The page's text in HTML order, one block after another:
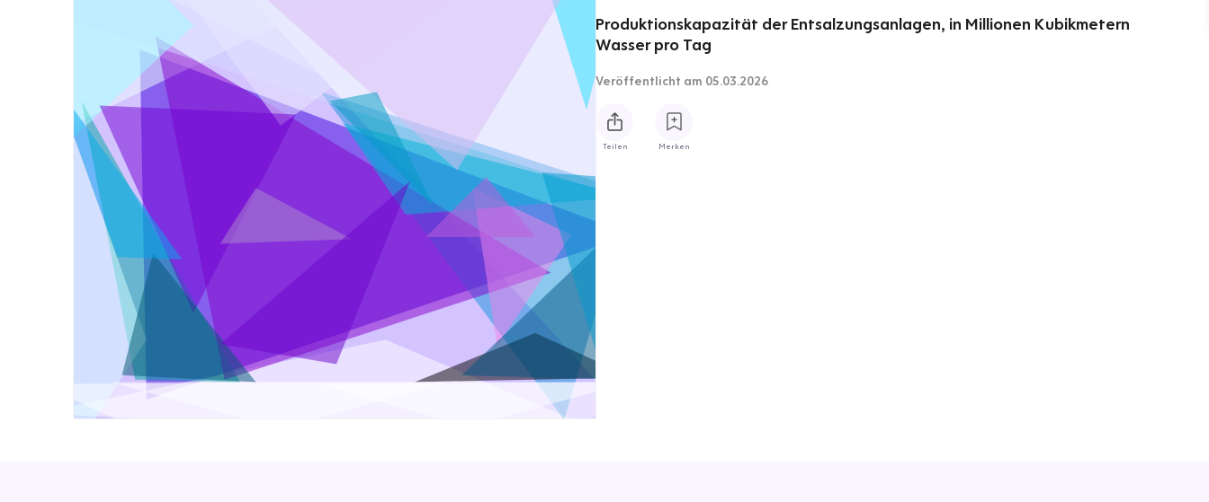
Produktionskapazität der Entsalzungsanlagen, in Millionen Kubikmetern
Wasser pro Tag
Veröffentlicht am 05.03.2026
Teilen Merken